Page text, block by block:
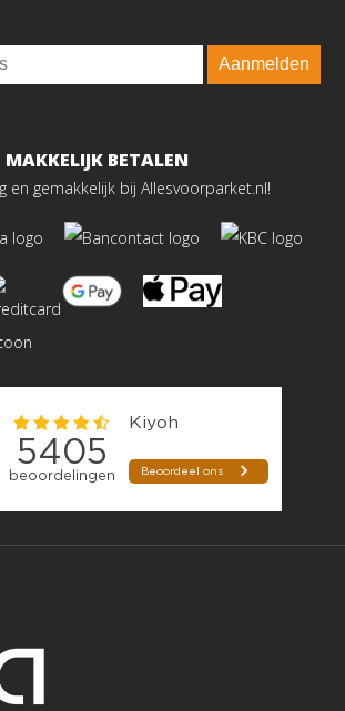
Aanmelden
MAKKELIJK BETALEN
en gemakkelijk bij Allesvoorparket.nl!